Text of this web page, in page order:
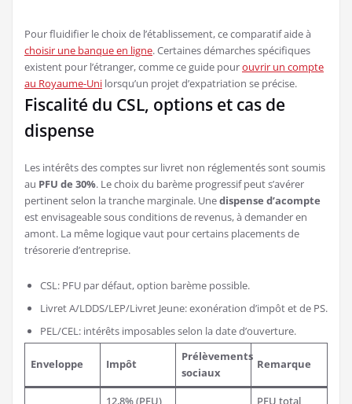
Pour fluidifier le choix de l’établissement, ce comparatif aide à
choisir une banque en ligne. Certaines démarches spécifiques
existent pour l’étranger, comme ce guide pourouvrir un compte
au Royaume-Uni lorsqu’un projet d’expatriation se précise.
Fiscalité du CSL, options et cas de
dispense
Les intérêts des comptes sur livret non réglementés sont soumis
au PFU de 30%. Le choix du barème progressif peut s’avérer
pertinent selon la tranche marginale. Unedispense d’acompte
est envisageable sous conditions de revenus, à demander en
amont. La même logique vaut pour certains placements de
trésorerie d’entreprise.
CSL: PFU par défaut, option barème possible.
Livret A/LDDS/LEP/Livret Jeune: exonération d’impôt et de PS.
PEL/CEL: intérêts imposables selon la date d’ouverture.
Enveloppe Impôt
Prélèvements
sociaux
Remarque